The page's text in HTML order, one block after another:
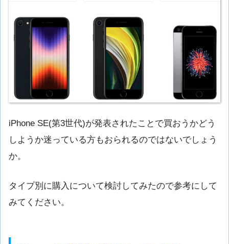
iPhone SE(第3世代)が発表されたことで買おうかどう
しようか迷っている方もおられるのではないでしょう
か。
タイプ別に購入について検討してみたので参考にして
みてください。